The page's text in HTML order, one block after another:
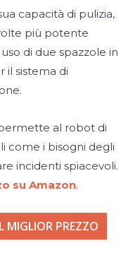
capacità di pulizia,
più potente
di due spazzole in
il sistema di
al robot di
come i bisogni degli
incidenti spiacevoli.
su Amazon.
PREZZO